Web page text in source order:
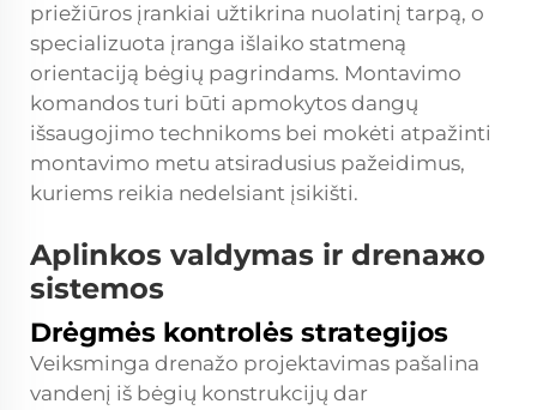
priežiūros įrankiai užtikrina nuolatinį tarpą, o
specializuota įranga išlaiko statmeną
orientaciją bėgių pagrindams. Montavimo
komandos turi būti apmokytos dangų
išsaugojimo technikoms bei mokėti atpažinti
montavimo metu atsiradusius pažeidimus,
kuriems reikia nedelsiant įsikišti.
Aplinkos valdymas ir drenажo
sistemos
Drėgmės kontrolės strategijos
Veiksminga drenažo projektavimas pašalina
vandenį iš bėgių konstrukcijų dar